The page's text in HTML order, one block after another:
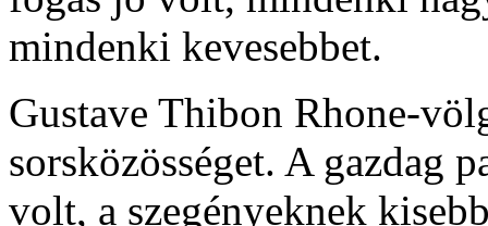
mindenki kevesebbet.
Gustave Thibon Rhone-
sorsközösséget. A gazdag
volt, a szegényeknek